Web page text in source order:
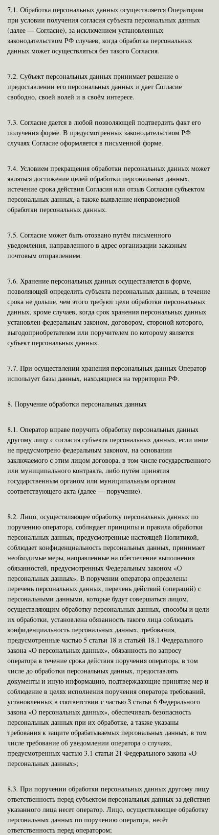
7.1. Обработка персональных данных осуществляется Оператором
при условии получения согласия субъекта персональных данных
(далее — Согласие), за исключением установленных
законодательством РФ случаев, когда обработка персональных
данных может осуществляться без такого Согласия.
7.2. Субъект персональных данных принимает решение о
предоставлении его персональных данных и дает Согласие
свободно, своей волей и в своём интересе.
7.3. Согласие дается в любой позволяющей подтвердить факт его
получения форме. В предусмотренных законодательством РФ
случаях Согласие оформляется в письменной форме.
7.4. Условием прекращения обработки персональных данных может
являться достижение целей обработки персональных данных,
истечение срока действия Согласия или отзыв Согласия субъектом
персональных данных, а также выявление неправомерной
обработки персональных данных.
7.5. Согласие может быть отозвано путём письменного
уведомления, направленного в адрес организации заказным
почтовым отправлением.
7.6. Хранение персональных данных осуществляется в форме,
позволяющей определить субъекта персональных данных, в течение
срока не дольше, чем этого требуют цели обработки персональных
данных, кроме случаев, когда срок хранения персональных данных
установлен федеральным законом, договором, стороной которого,
выгодоприобретателем или поручителем по которому является
субъект персональных данных.
7.7. При осуществлении хранения персональных данных Оператор
использует базы данных, находящиеся на территории РФ.
8. Поручение обработки персональных данных
8.1. Оператор вправе поручить обработку персональных данных
другому лицу с согласия субъекта персональных данных, если иное
не предусмотрено федеральным законом, на основании
заключаемого с этим лицом договора, в том числе государственного
или муниципального контракта, либо путём принятия
государственным органом или муниципальным органом
соответствующего акта (далее — поручение).
8.2. Лицо, осуществляющее обработку персональных данных по
поручению оператора, соблюдает принципы и правила обработки
персональных данных, предусмотренные настоящей Политикой,
соблюдает конфиденциальность персональных данных, принимает
необходимые меры, направленные на обеспечение выполнения
обязанностей, предусмотренных Федеральным законом «О
персональных данных». В поручении оператора определены
перечень персональных данных, перечень действий (операций) с
персональными данными, которые будут совершаться лицом,
осуществляющим обработку персональных данных, способы и цели
их обработки, установлена обязанность такого лица соблюдать
конфиденциальность персональных данных, требования,
предусмотренные частью 5 статьи 18 и статьёй 18.1 Федерального
закона «О персональных данных», обязанность по запросу
оператора в течение срока действия поручения оператора, в том
числе до обработки персональных данных, предоставлять
документы и иную информацию, подтверждающие принятие мер и
соблюдение в целях исполнения поручения оператора требований,
установленных в соответствии с частью З статьи 6 Федерального
закона «О персональных данных», обеспечивать безопасность
персональных данных при их обработке, а также указаны
требования к защите обрабатываемых персональных данных, в том
числе требование об уведомлении оператора о случаях,
предусмотренных частью 3.1 статьи 21 Федерального закона «О
персональных данных»;
8.3. При поручении обработки персональных данных другому лицу
ответственность перед субъектом персональных данных за действия
указанного лица несет оператор. Лицо, осуществляющее обработку
персональных данных по поручению оператора, несёт
ответственность перед оператором;